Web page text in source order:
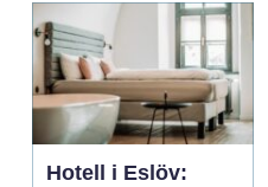
Hotell i Eslöv: